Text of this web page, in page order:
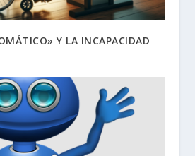
Y LA INCAPACIDAD